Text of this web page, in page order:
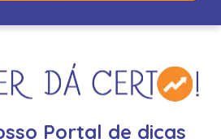
Portal de dicas